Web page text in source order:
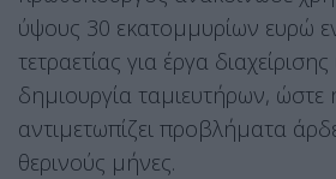
ύψους 30 εκατομμυρίων ευρώ
τετραετίας για έργα
δημιουργία ταμιευτήρων,
αντιμετωπίζει προβλήματα
θερινούς μήνες.